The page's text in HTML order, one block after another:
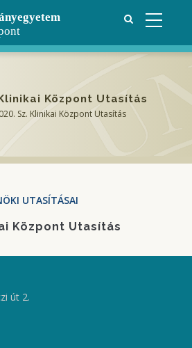
Központ Utasítás
Sz. Klinikai Központ Utasítás
UTASÍTÁSAI
Központ Utasítás
út 2.